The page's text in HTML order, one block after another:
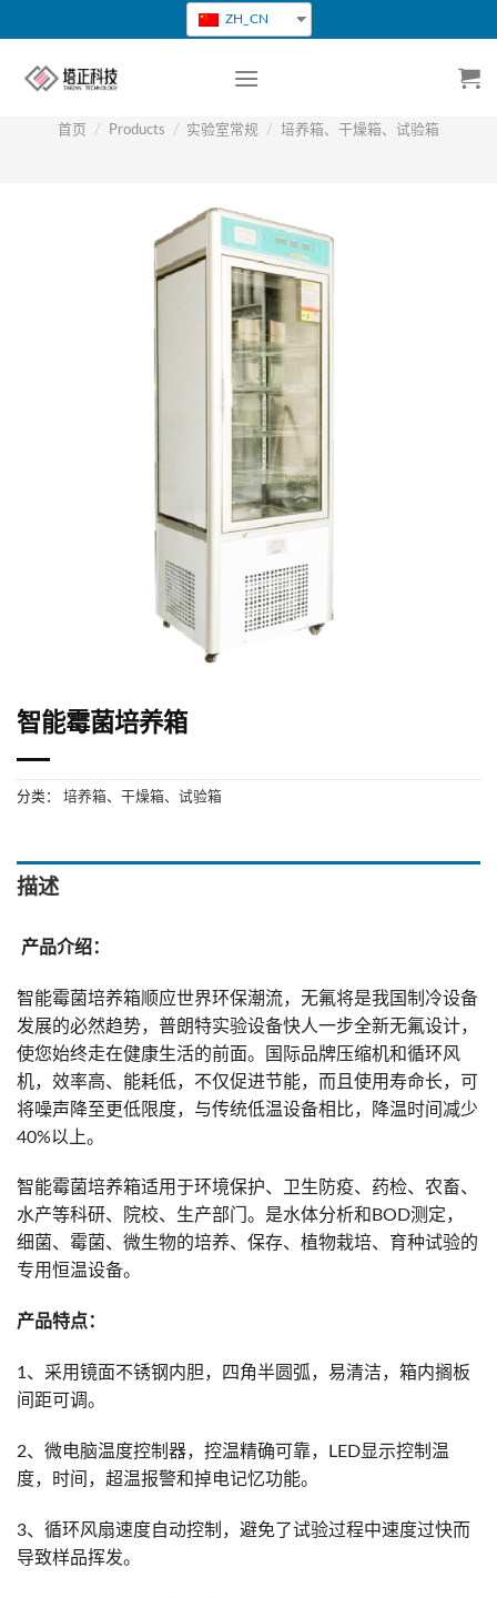
转
ZH_CN
首页 / Products / 实验室常规 / 培养箱、干燥箱、试验箱
智能霉菌培养箱
分类： 培养箱、干燥箱、试验箱
描述
产品介绍：
智能霉菌培养箱顺应世界环保潮流，无氟将是我国制冷设备
发展的必然趋势，普朗特实验设备快人一步全新无氟设计，
使您始终走在健康生活的前面。国际品牌压缩机和循环风
机，效率高、能耗低，不仅促进节能，而且使用寿命长，可
将噪声降至更低限度，与传统低温设备相比，降温时间减少
40%以上。
智能霉菌培养箱适用于环境保护、卫生防疫、药检、农畜、
水产等科研、院校、生产部门。是水体分析和BOD测定，
细菌、霉菌、微生物的培养、保存、植物栽培、育种试验的
专用恒温设备。
产品特点：
1、采用镜面不锈钢内胆，四角半圆弧，易清洁，箱内搁板
间距可调。
2、微电脑温度控制器，控温精确可靠，LED显示控制温
度，时间，超温报警和掉电记忆功能。
3、循环风扇速度自动控制，避免了试验过程中速度过快而
导致样品挥发。